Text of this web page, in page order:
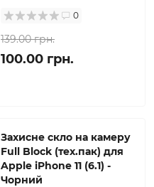
0
139.00 грн.
100.00 грн.
Захисне скло на камеру
Full Block (тех.пак) для
Apple iPhone 11 (6.1) -
Чорний